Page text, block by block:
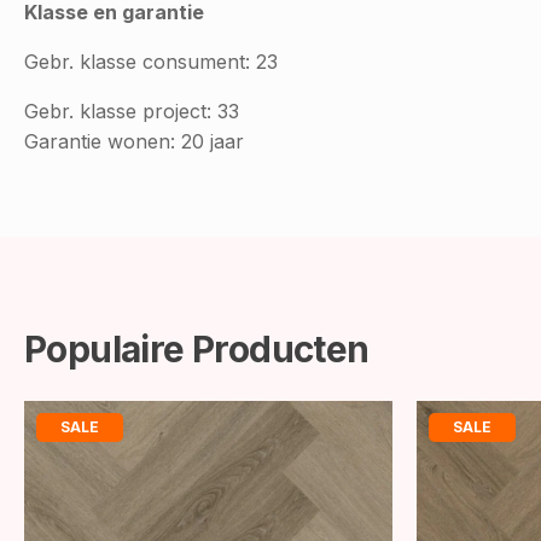
Klasse en garantie
Gebr. klasse consument: 23
Gebr. klasse project: 33
Garantie wonen: 20 jaar
Populaire Producten
SALE SALE